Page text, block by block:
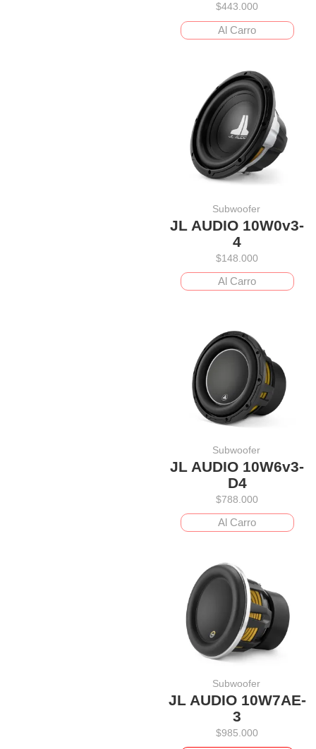
$443.000
Al Carro
Subwoofer
JL AUDIO 10W0v3-
4
$148.000
Al Carro
Subwoofer
JL AUDIO 10W6v3-
D4
$788.000
Al Carro
Subwoofer
JL AUDIO 10W7AE-
3
$985.000